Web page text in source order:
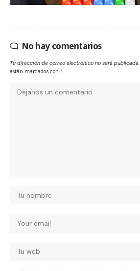
No hay comentarios
Tu dirección de correo electrónico no será publicada.
están marcados con *